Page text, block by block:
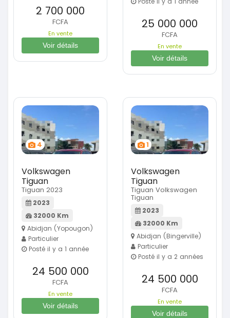
2 700 000
FCFA
En vente
Voir détails
25 000 000
FCFA
En vente
Voir détails
4
Volkswagen
Tiguan
Tiguan 2023
2023
32000 Km
Abidjan (Yopougon)
Particulier
Posté il y a 1 année
24 500 000
FCFA
En vente
Voir détails
1
Volkswagen
Tiguan
Tiguan Volkswagen
Tiguan
2023
32000 Km
Abidjan (Bingerville)
Particulier
Posté il y a 2 années
24 500 000
FCFA
En vente
Voir détails